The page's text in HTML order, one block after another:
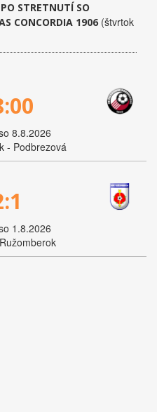
STRETNUTÍ SO
CONCORDIA 1906 (štvrtok
8.8.2026
- Podbrezová
1.8.2026